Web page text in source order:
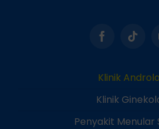
Klinik
Klinik
Penyakit Menular